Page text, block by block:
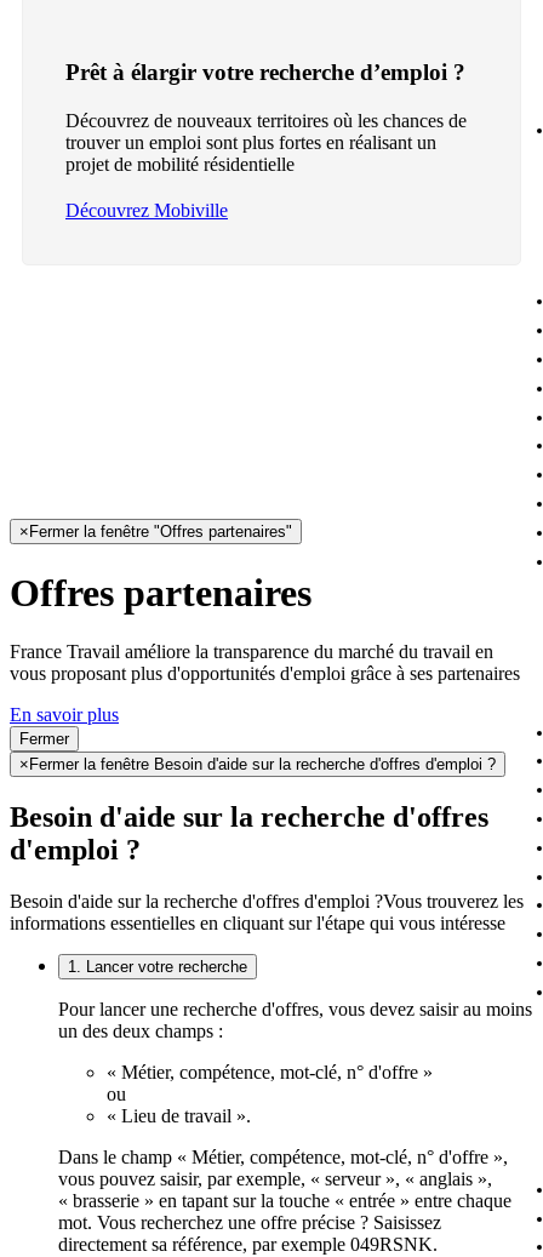
Prêt à élargir votre recherche d’emploi ?
Découvrez de nouveaux territoires où les chances de
trouver un emploi sont plus fortes en réalisant un
projet de mobilité résidentielle
Découvrez Mobiville
× Fermer la fenêtre "Offres partenaires"
Offres partenaires
France Travail améliore la transparence du marché du travail en
vous proposant plus d'opportunités d'emploi grâce à ses partenaires
En savoir plus
Fermer
× Fermer la fenêtre Besoin d'aide sur la recherche d'offres d'emploi ?
Besoin d'aide sur la recherche d'offres
d'emploi ?
Besoin d'aide sur la recherche d'offres d'emploi ?Vous trouverez les
informations essentielles en cliquant sur l'étape qui vous intéresse
1. Lancer votre recherche
Pour lancer une recherche d'offres, vous devez saisir au moins
un des deux champs :
« Métier, compétence, mot-clé, n° d'offre »
ou
« Lieu de travail ».
Dans le champ « Métier, compétence, mot-clé, n° d'offre »,
vous pouvez saisir, par exemple, « serveur », « anglais »,
« brasserie » en tapant sur la touche « entrée » entre chaque
mot. Vous recherchez une offre précise ? Saisissez
directement sa référence, par exemple 049RSNK.